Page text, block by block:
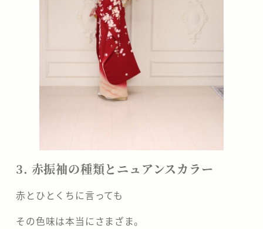
3. 赤振袖の種類とニュアンスカラー
赤とひとくちに言っても
その色味は本当にさまざま。